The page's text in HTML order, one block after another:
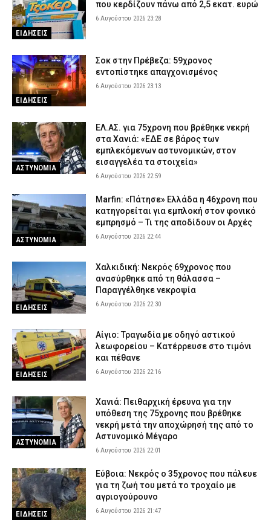
Σαμοθράκη: Επιχείρηση διάσωσης 15χρονης που τραυματίστηκε
στο κεφάλι στη Γριά Βάθρα
ΕΙΔΗΣΕΙΣ 6 Αυγούστου 2026 17:02
Χαλκιδική: Πυροσβέστες έσβησαν μέσα σε 15 λεπτά φωτιά στο
Πόρτο Καρράς
ΕΙΔΗΣΕΙΣ 6 Αυγούστου 2026 16:50
Ελλάδα – Οι έξι πιο επικίνδυνες εβδομάδες του έτους
ΕΙΔΗΣΕΙΣ 6 Αυγούστου 2026 16:37
ΕΙΔΗΣΕΙΣ
που κερδίζουν πάνω από 2,5 εκατ. ευρώ
6 Αυγούστου 2026 23:28
ΕΙΔΗΣΕΙΣ
Σοκ στην Πρέβεζα: 59χρονος
εντοπίστηκε απαγχονισμένος
6 Αυγούστου 2026 23:13
ΑΣΤΥΝΟΜΙΑ
ΕΛ.ΑΣ. για 75χρονη που βρέθηκε νεκρή
στα Χανιά: «ΕΔΕ σε βάρος των
εμπλεκόμενων αστυνομικών, στον
εισαγγελέα τα στοιχεία»
6 Αυγούστου 2026 22:59
ΑΣΤΥΝΟΜΙΑ
Marfin: «Πάτησε» Ελλάδα η 46χρονη που
κατηγορείται για εμπλοκή στον φονικό
εμπρησμό – Τι της αποδίδουν οι Αρχές
6 Αυγούστου 2026 22:44
ΕΙΔΗΣΕΙΣ
Χαλκιδική: Νεκρός 69χρονος που
ανασύρθηκε από τη θάλασσα –
Παραγγέλθηκε νεκροψία
6 Αυγούστου 2026 22:30
ΕΙΔΗΣΕΙΣ
Αίγιο: Τραγωδία με οδηγό αστικού
λεωφορείου – Κατέρρευσε στο τιμόνι
και πέθανε
6 Αυγούστου 2026 22:16
ΑΣΤΥΝΟΜΙΑ
Χανιά: Πειθαρχική έρευνα για την
υπόθεση της 75χρονης που βρέθηκε
νεκρή μετά την αποχώρησή της από το
Αστυνομικό Μέγαρο
6 Αυγούστου 2026 22:01
ΕΙΔΗΣΕΙΣ
Εύβοια: Νεκρός ο 35χρονος που πάλευε
για τη ζωή του μετά το τροχαίο με
αγριογούρουνο
6 Αυγούστου 2026 21:47